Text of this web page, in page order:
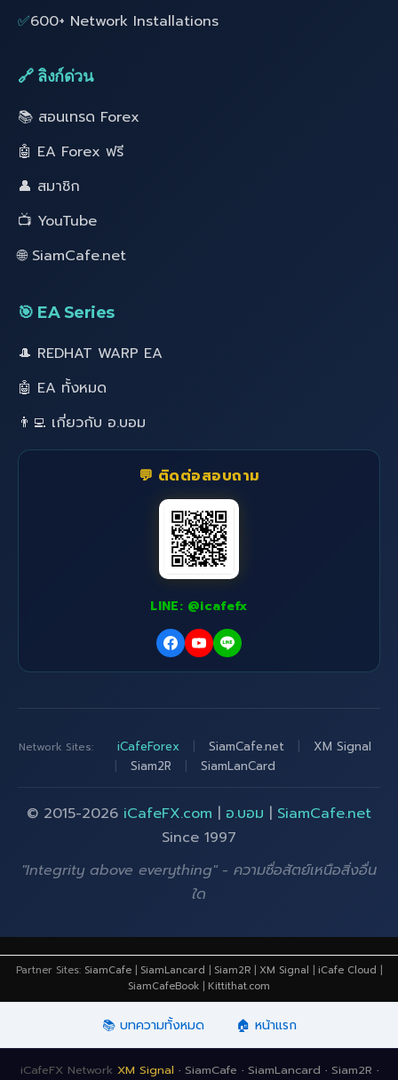
✅600+ Network Installations
🔗 ลิงก์ด่วน
📚 สอนเทรด Forex
🤖 EA Forex ฟรี
👤 สมาชิก
📺 YouTube
🌐 SiamCafe.net
🎯 EA Series
🎩 REDHAT WARP EA
🤖 EA ทั้งหมด
👨‍💻 เกี่ยวกับ อ.บอม
💬 ติดต่อสอบถาม
LINE: @icafefx
Network Sites: iCafeForex SiamCafe.net
XM Signal
Siam2R SiamLanCard
© 2015-2026 iCafeFX.com | อ.บอม | SiamCafe.net
Since 1997
"Integrity above everything" - ความซื่อสัตย์เหนือสิ่งอื่น
ใด
Partner Sites: SiamCafe | SiamLancard | Siam2R | XM Signal | iCafe Cloud |
SiamCafeBook | Kittithat.com
📚 บทความทั้งหมด 🏠 หน้าแรก
iCafeFX Network XM Signal · SiamCafe · SiamLancard · Siam2R ·